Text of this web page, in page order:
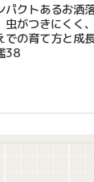
パクトあるお洒
虫がつきにくく
での育て方と成
38